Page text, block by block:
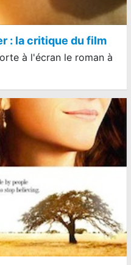
: la critique du film
à l'écran le roman à